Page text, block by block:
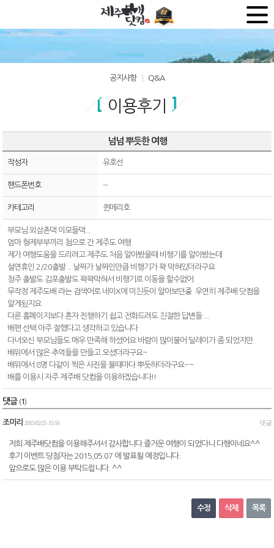
공지사항 Q&A
이용후기
넘넘 뿌듯한 여행
작성자 유호선
핸드폰번호 --
카테고리 퀸메리호
부모님 외삼촌댁 이모들댁...
엄마 형제부부끼리 첨으로 간 제주도 여행
제가 여행도움을 드리려고 제주도 처음 알아봤을때 비행기를 알아봤는데
설연휴인 2/20출발 .. 날짜가 날짜인만큼 비행기가 꽉 막혀있더라구요
청주 출발도 김포출발도 꽉꽉막혀서 비행기로 이동을 할수없어
무작정 제주도배 라는 검색어로 네이X에 미친듯이 알아보던중 우연히 제주배 닷컴을
알게됬지요
다른 홈페이지보다 혼자 진행하기 쉽고 전화드려도 친절한 답변들....
배편 선택 아주 잘했다고 생각하고 있습니다
다녀오신 부모님들도 매우 만족해 하셨어요 바람이 많이불어 딜레이가 좀 되었지만
배위에서 많은 추억들을 만들고 오셨더라구요~
배위에서 8명 다같이 찍은 사진을 볼때마다 뿌듯하더라구요~~
배를 이용시 자주 제주배 닷컴을 이용하겠습니다!!
댓글 (1 )
조미리 2015/02/25 15:56 댓글
저희 제주배닷컴을 이용해주셔서 감사합니다.즐거운 여행이 되었다니 다행이네요^^
후기 이벤트 당첨자는 2015,05.07 에 발표될 예정입니다.
앞으로도 많은 이용 부탁드립니다. ^^
수정 삭제 목록